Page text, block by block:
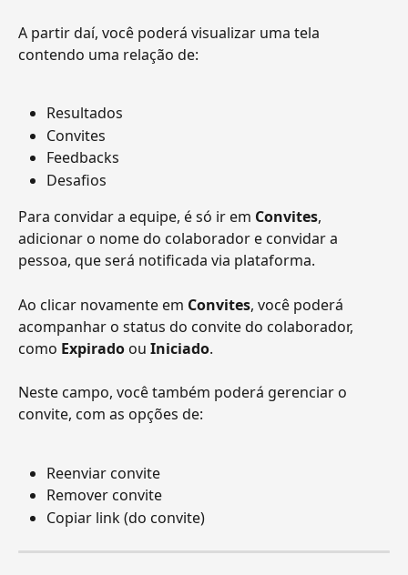
A partir daí, você poderá visualizar uma tela
contendo uma relação de:
Resultados
Convites
Feedbacks
Desafios
Para convidar a equipe, é só ir em Convites,
adicionar o nome do colaborador e convidar a
pessoa, que será notificada via plataforma.
Ao clicar novamente em Convites, você poderá
acompanhar o status do convite do colaborador,
como Expirado ou Iniciado.
Neste campo, você também poderá gerenciar o
convite, com as opções de:
Reenviar convite
Remover convite
Copiar link (do convite)